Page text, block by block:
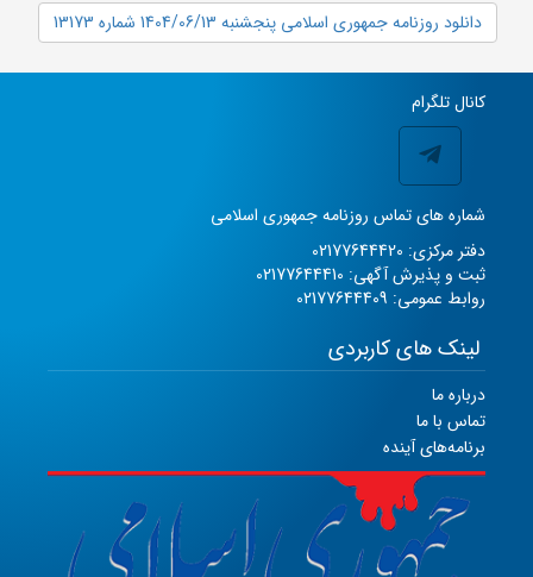
دانلود روزنامه جمهوری اسلامی پنجشنبه 1404/06/13 شماره 13173
کانال تلگرام
شماره های تماس روزنامه جمهوری اسلامی
دفتر مرکزی: 02177644420
ثبت و پذیرش آگهی: 02177644410
روابط عمومی: 02177644409
لینک های کاربردی
درباره ما
تماس با ما
برنامه‌های آینده